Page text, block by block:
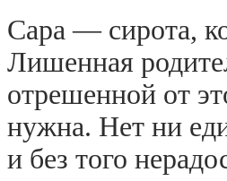
Сара — сирота,
Лишенная
отрешенной от
нужна. Нет ни
и без того